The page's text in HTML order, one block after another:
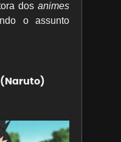
dos animes
o assunto
(Naruto)